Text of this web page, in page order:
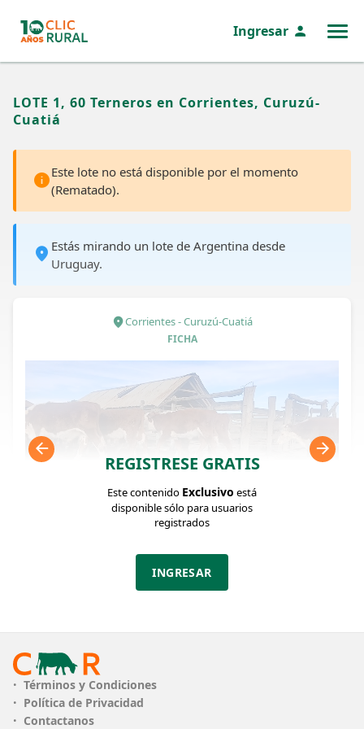
Ingresar
LOTE 1, 60 Terneros en Corrientes, Curuzú-
Cuatiá
Este lote no está disponible por el momento
(Rematado).
Estás mirando un lote de Argentina desde
Uruguay.
FICHA
Corrientes - Curuzú-Cuatiá
FICHA DEL LOTE Identificador: #375552
Cantidad:
Categoría:
Clase:
Estado:
Muy Bueno
REGISTRESE GRATIS
Este contenido Exclusivo está
disponible sólo para usuarios
registrados
INGRESAR
Términos y Condiciones
Política de Privacidad
Contactanos